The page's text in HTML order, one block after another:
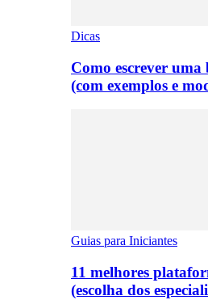
Dicas
Como escrever
(com exemplos e
Guias para Iniciantes
11 melhores
(escolha dos